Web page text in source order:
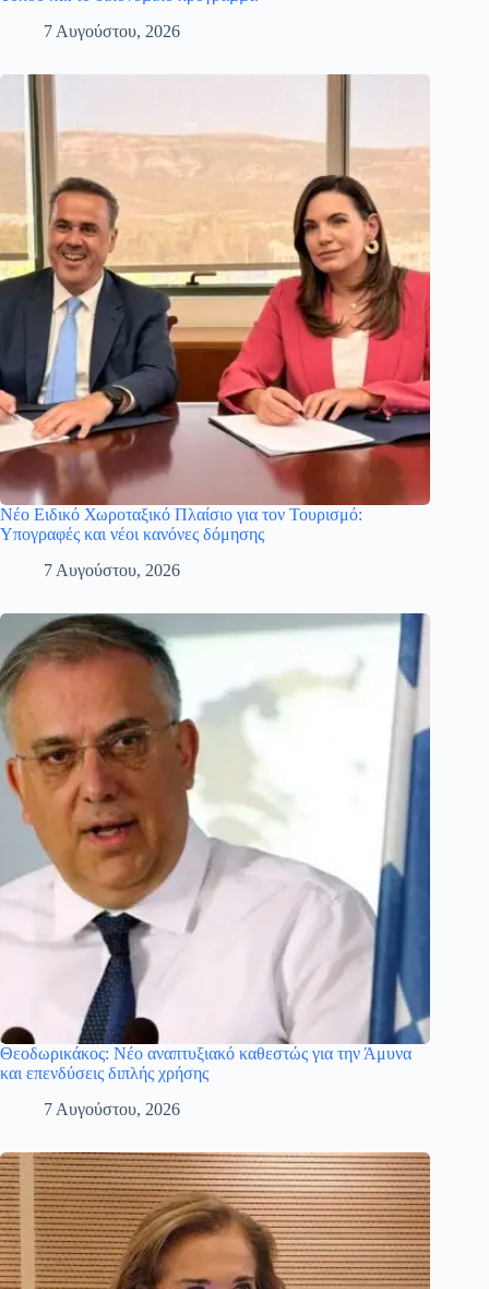
7 Αυγούστου, 2026
Νέο Ειδικό Χωροταξικό Πλαίσιο για τον Τουρισμό:
Υπογραφές και νέοι κανόνες δόμησης
7 Αυγούστου, 2026
Θεοδωρικάκος: Νέο αναπτυξιακό καθεστώς για την Άμυνα
και επενδύσεις διπλής χρήσης
7 Αυγούστου, 2026